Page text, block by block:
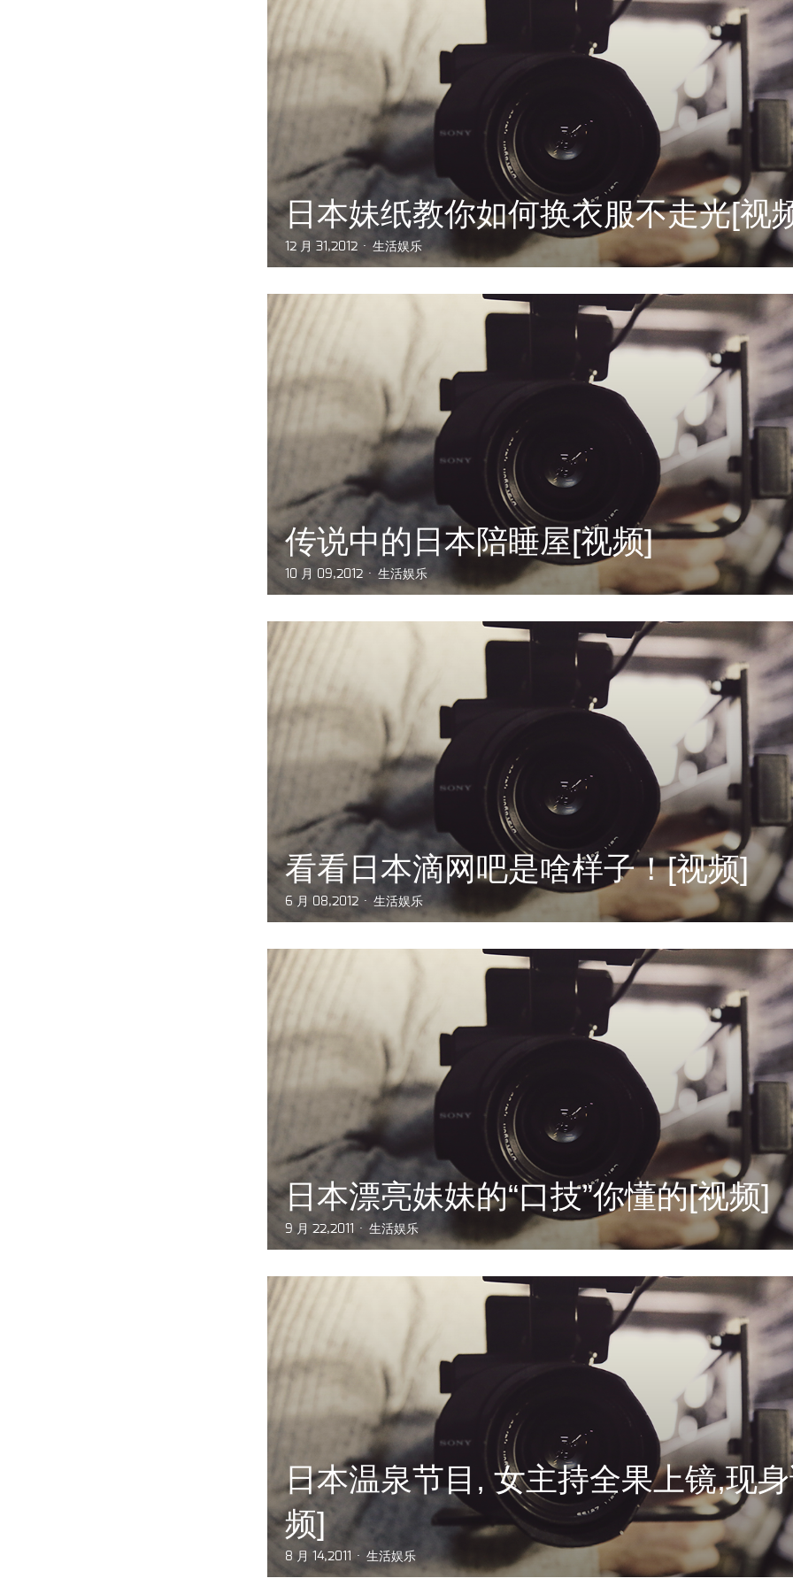
日本妹纸教你如何换衣服不走光[视
12 月 31,2012 生活娱乐
传说中的日本陪睡屋[视频]
10 月 09,2012 生活娱乐
看看日本滴网吧是啥样子！[视频]
6 月 08,2012 生活娱乐
日本漂亮妹妹的“口技”你懂的[视频]
9 月 22,2011 生活娱乐
日本温泉节目, 女主持全果上镜,现
频]
8 月 14,2011 生活娱乐